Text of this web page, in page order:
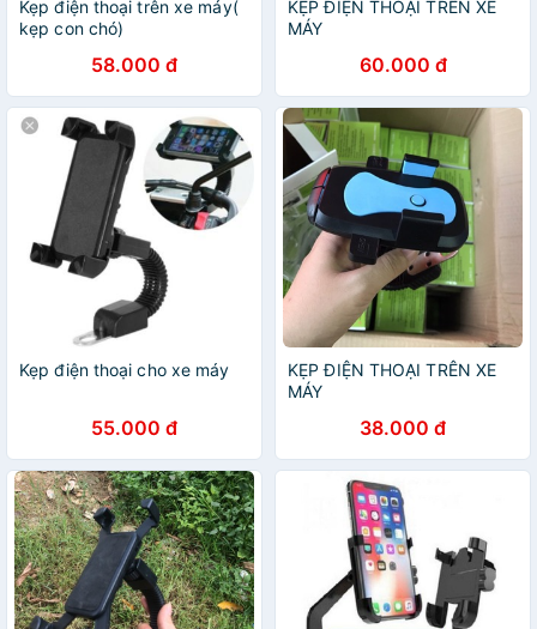
Kẹp điện thoại trên xe máy(
kẹp con chó)
58.000 đ
KẸP ĐIỆN THOẠI TRÊN XE
MÁY
60.000 đ
Kẹp điện thoại cho xe máy
55.000 đ
KẸP ĐIỆN THOẠI TRÊN XE
MÁY
38.000 đ